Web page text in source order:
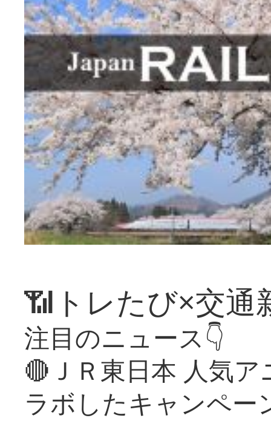
📶トレたび×交通
注目のニュース👇
🔴ＪＲ東日本 人気
ラボしたキャンペー